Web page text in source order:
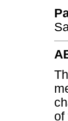
of